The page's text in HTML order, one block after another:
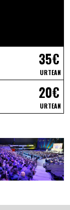
35€
URTEAN
20€
URTEAN